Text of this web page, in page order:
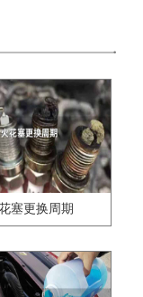
塞更换周期